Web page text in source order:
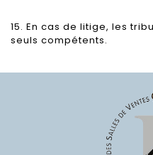
15. En cas de litige, les
seuls compétents.